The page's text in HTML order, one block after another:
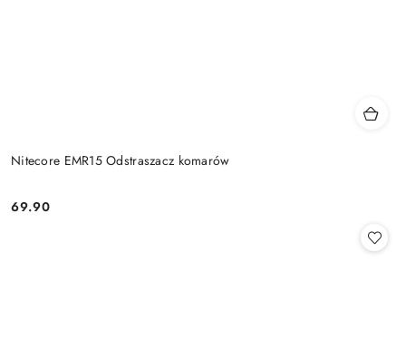
Nitecore EMR15 Odstraszacz komarów
Cena:
69.90